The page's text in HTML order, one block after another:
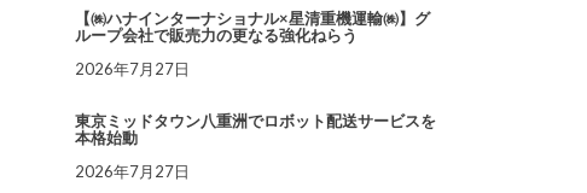
【㈱ハナインターナショナル×星清重機運輸㈱】グ
ループ会社で販売力の更なる強化ねらう
2026年7月27日
東京ミッドタウン八重洲でロボット配送サービスを
本格始動
2026年7月27日